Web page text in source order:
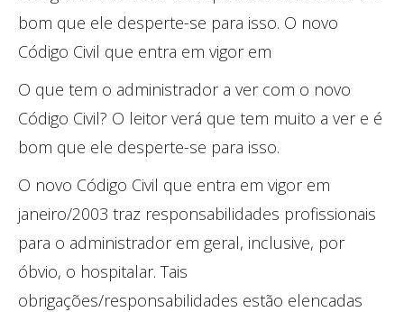
bom que ele desperte-se para isso. O novo
Código Civil que entra em vigor em
O que tem o administrador a ver com o novo
Código Civil? O leitor verá que tem muito a ver e é
bom que ele desperte-se para isso.
O novo Código Civil que entra em vigor em
janeiro/2003 traz responsabilidades profissionais
para o administrador em geral, inclusive, por
óbvio, o hospitalar. Tais
obrigações/responsabilidades estão elencadas